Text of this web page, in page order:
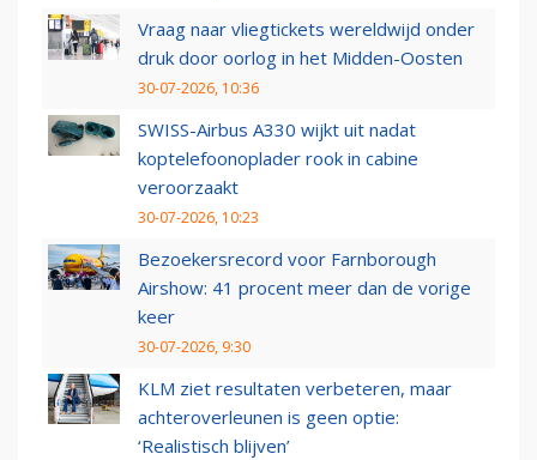
Vraag naar vliegtickets wereldwijd onder
druk door oorlog in het Midden-Oosten
30-07-2026, 10:36
SWISS-Airbus A330 wijkt uit nadat
koptelefoonoplader rook in cabine
veroorzaakt
30-07-2026, 10:23
Bezoekersrecord voor Farnborough
Airshow: 41 procent meer dan de vorige
keer
30-07-2026, 9:30
KLM ziet resultaten verbeteren, maar
achteroverleunen is geen optie:
‘Realistisch blijven’